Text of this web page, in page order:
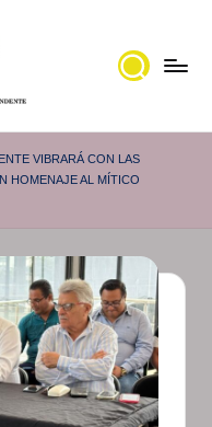
VIBRARÁ CON LAS
HOMENAJE AL MÍTICO